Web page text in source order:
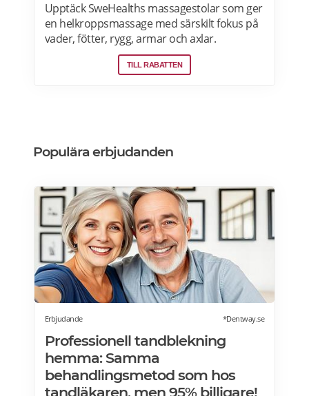
Upptäck SweHealths massagestolar som ger
en helkroppsmassage med särskilt fokus på
vader, fötter, rygg, armar och axlar.
Fördelarna med att använda en massagestol
inkluderar: förbättra blodcirkulationen,
från 8796Kr. Läs mer om massagestolar på
SweHealth.se>>>
TILL RABATTEN
Populära erbjudanden
Erbjudande *Dentway.se
Professionell tandblekning
hemma: Samma
behandlingsmetod som hos
tandläkaren, men 95% billigare!